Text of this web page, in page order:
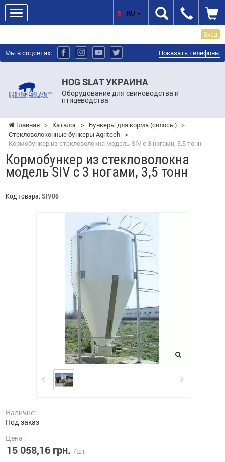
Вход
Мы в соцсетях: Показать телефоны
HOG SLAT УКРАИНА
Оборудование для свиноводства и
птицеводства
RU
Главная > Каталог > Бункеры для корма (силосы) >
Стекловолоконные бункеры Agritech >
Кормобункер из стекловолокна модель SIV с 3 ногами, 3,5 тонн
Кормобункер из стекловолокна
модель SIV с 3 ногами, 3,5 тонн
Код товара: SIV06
Наличие:
Под заказ
Цена :
15 058,16 грн. /шт